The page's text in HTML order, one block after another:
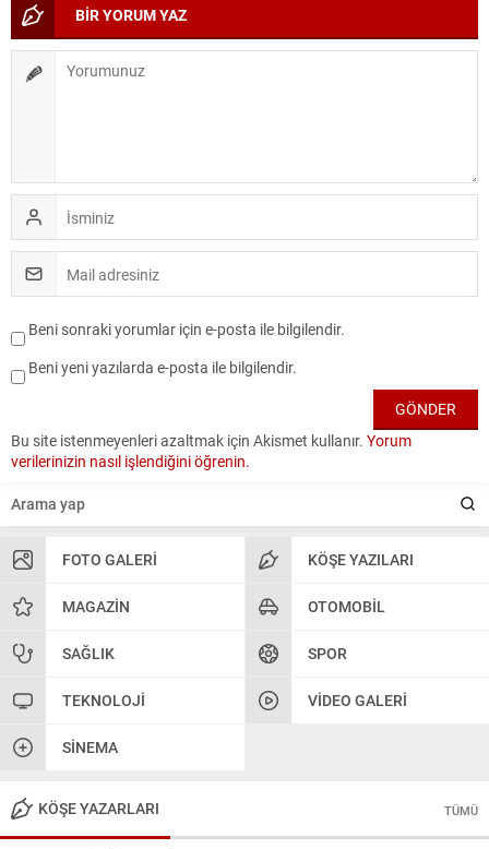
FOTO GALERI KÖŞE YAZILARI
MAGAZIN OTOMOBIL
SAĞLIK SPOR
TEKNOLOJI VIDEO GALERI
SINEMA
KÖŞE YAZARLARI TÜMÜ
BİR YORUM YAZ
Beni sonraki yorumlar için e-posta ile bilgilendir.
Beni yeni yazılarda e-posta ile bilgilendir.
Bu site istenmeyenleri azaltmak için Akismet kullanır. Yorum
verilerinizin nasıl işlendiğini öğrenin.